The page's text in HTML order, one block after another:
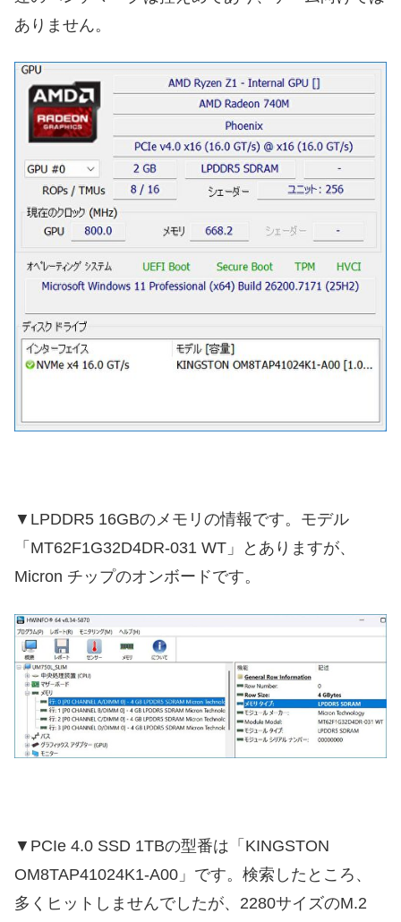
ありません。
▼LPDDR5 16GBのメモリの情報です。モデル
「MT62F1G32D4DR-031 WT」とありますが、
Micron チップのオンボードです。
▼PCIe 4.0 SSD 1TBの型番は「KINGSTON
OM8TAP41024K1-A00」です。検索したところ、
多くヒットしませんでしたが、2280サイズのM.2